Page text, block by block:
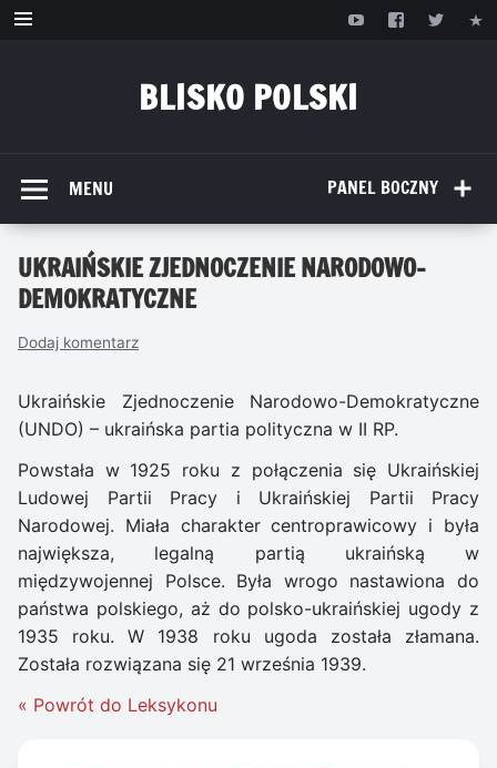
Przejdź
BLISKO POLSKI
PANEL BOCZNY
MENU
UKRAIŃSKIE ZJEDNOCZENIE NARODOWO-
DEMOKRATYCZNE
Dodaj komentarz
Ukraińskie Zjednoczenie Narodowo-Demokratyczne
(UNDO) – ukraińska partia polityczna w II RP.
Powstała w 1925 roku z połączenia się Ukraińskiej
Ludowej Partii Pracy i Ukraińskiej Partii Pracy
Narodowej. Miała charakter centroprawicowy i była
największa, legalną partią ukraińską w
międzywojennej Polsce. Była wrogo nastawiona do
państwa polskiego, aż do polsko-ukraińskiej ugody z
1935 roku. W 1938 roku ugoda została złamana.
Została rozwiązana się 21 września 1939.
« Powrót do Leksykonu